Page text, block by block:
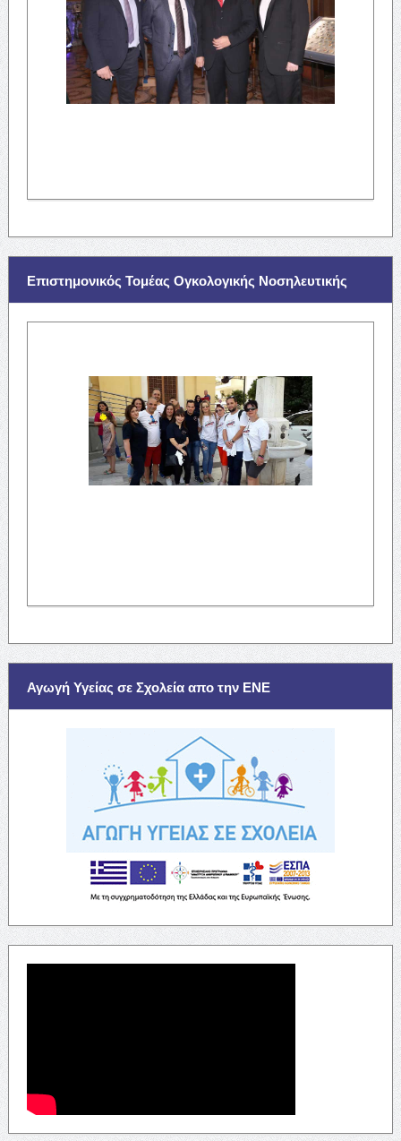
Επιστημονικός Τομέας Ογκολογικής Νοσηλευτικής
Αγωγή Υγείας σε Σχολεία απο την ΕΝΕ